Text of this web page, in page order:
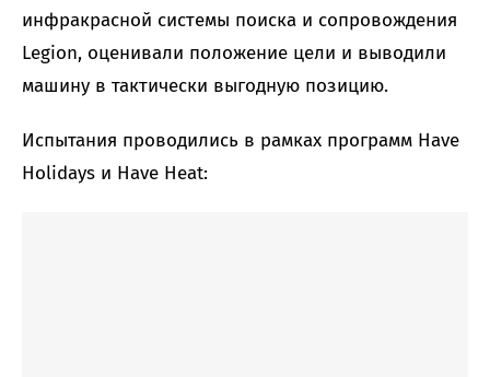
инфракрасной системы поиска и сопровождения
Legion, оценивали положение цели и выводили
машину в тактически выгодную позицию.
Испытания проводились в рамках программ Have
Holidays и Have Heat: